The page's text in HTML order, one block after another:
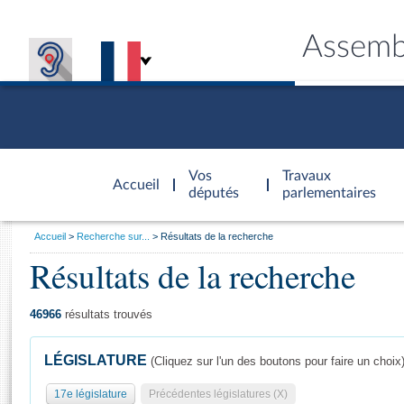
Accueil
d'accueil
Vos
députés
Travaux
parlementaires
Général
Vous
Accueil Recherche sur... Résultats de la recherche
Résultats de la recherche
46966 résultats trouvés
LÉGISLATURE (Cliquez sur l'un des boutons pour faire un choix)
17e législature Précédentes législatures (X)